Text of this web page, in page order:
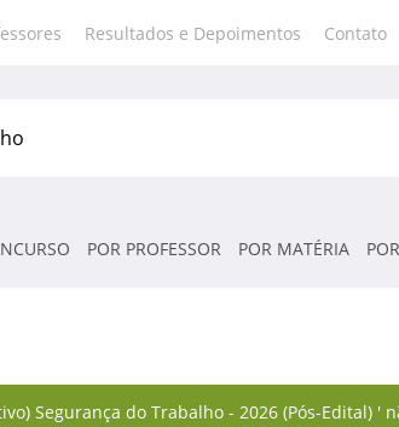
Resultados e Depoimentos Contato
POR PROFESSOR POR MATÉRIA
Segurança do Trabalho - 2026 (Pós-Edital)